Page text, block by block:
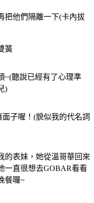
把他們隔離一下(卡內拔
簧
~(聽說已經有了心理準
)
子喔！(貌似我的代名詞
的表妹，她從溫哥華回來
一直很想去GOBAR看看
餐囉~